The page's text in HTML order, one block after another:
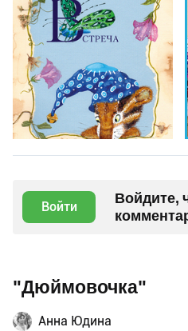
Войти
Войдите,
"Дюймовочка"
Анна Юдина